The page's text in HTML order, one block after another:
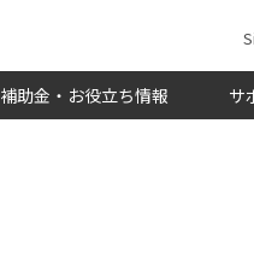
補助金・お役立ち情報 サ